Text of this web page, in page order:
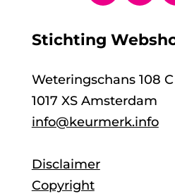
Stichting
Weteringschans 108 C
1017 XS Amsterdam
info@keurmerk.info
Disclaimer
Copyright